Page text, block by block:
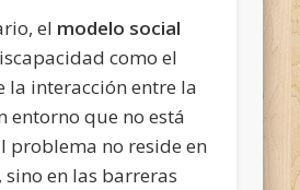
el modelo social
como el
la interacción entre la
entorno que no está
problema no reside en
en las barreras